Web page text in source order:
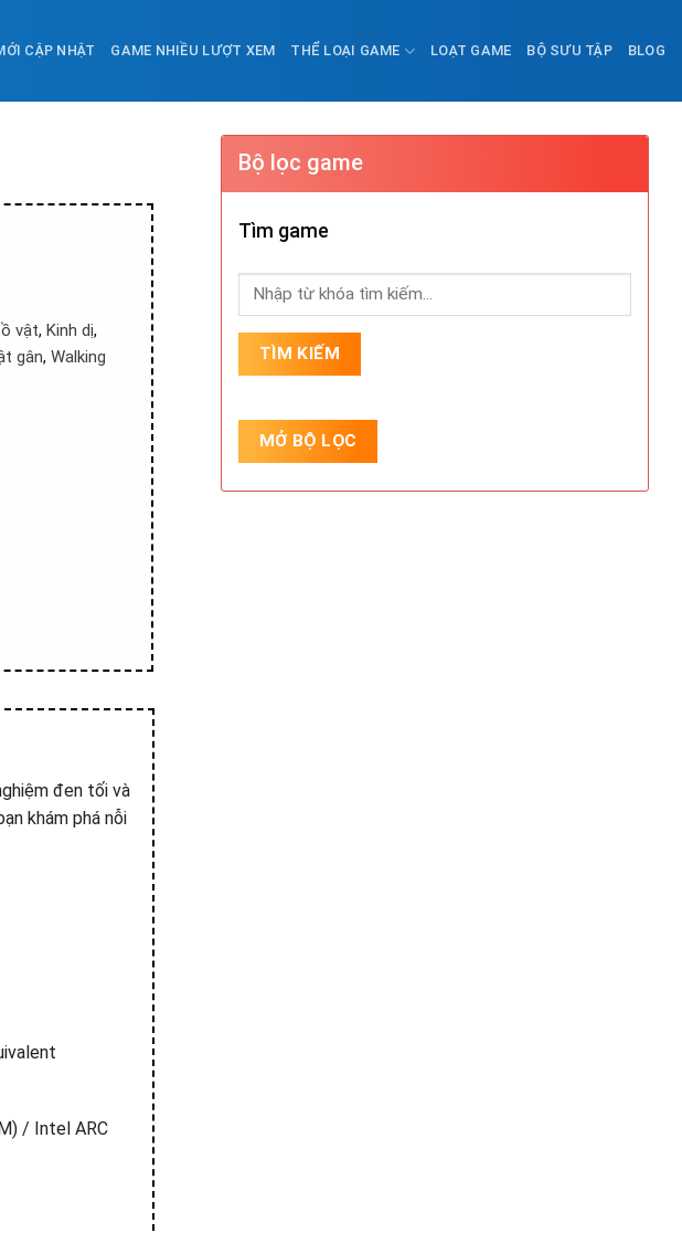
CẬP NHẬT GAME NHIỀU LƯỢT XEM THỂ LOẠI GAME LOẠT GAME BỘ SƯU TẬP BLOG
vật, Kinh dị,
gân, Walking
đen tối và
khám phá nỗi
/ Intel ARC
Bộ lọc game
Tìm game